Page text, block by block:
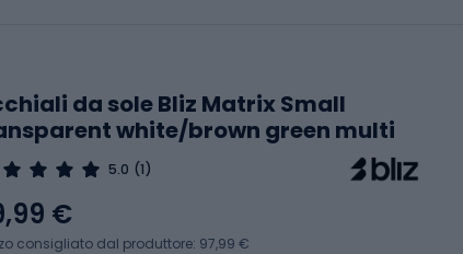
da sole Bliz Matrix Small
white/brown green multi
5.0 (1)
€
consigliato dal produttore: 97,99 €